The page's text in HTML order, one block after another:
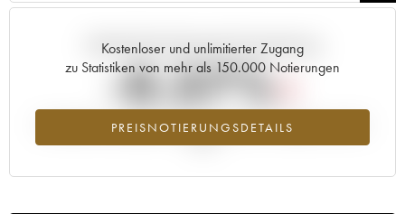
Kostenloser und unlimitierter Zugang
zu Statistiken von mehr als 150.000 Notierungen
PREISNOTIERUNGSDETAILS
Aktuelle Entwicklung der Preisnotierung
-0.37%
Preisabfall des Jahrgangs 2018 im Jahr 2026 im Vergleich zum Jahr